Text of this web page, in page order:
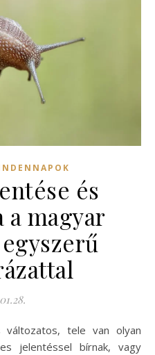
és
a magyar
jelentéssel bírnak, vagy